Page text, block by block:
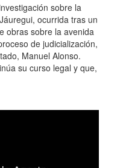
sobre la
ocurrida tras un
obras sobre la avenida
de judicialización,
Manuel Alonso.
su curso legal y que,